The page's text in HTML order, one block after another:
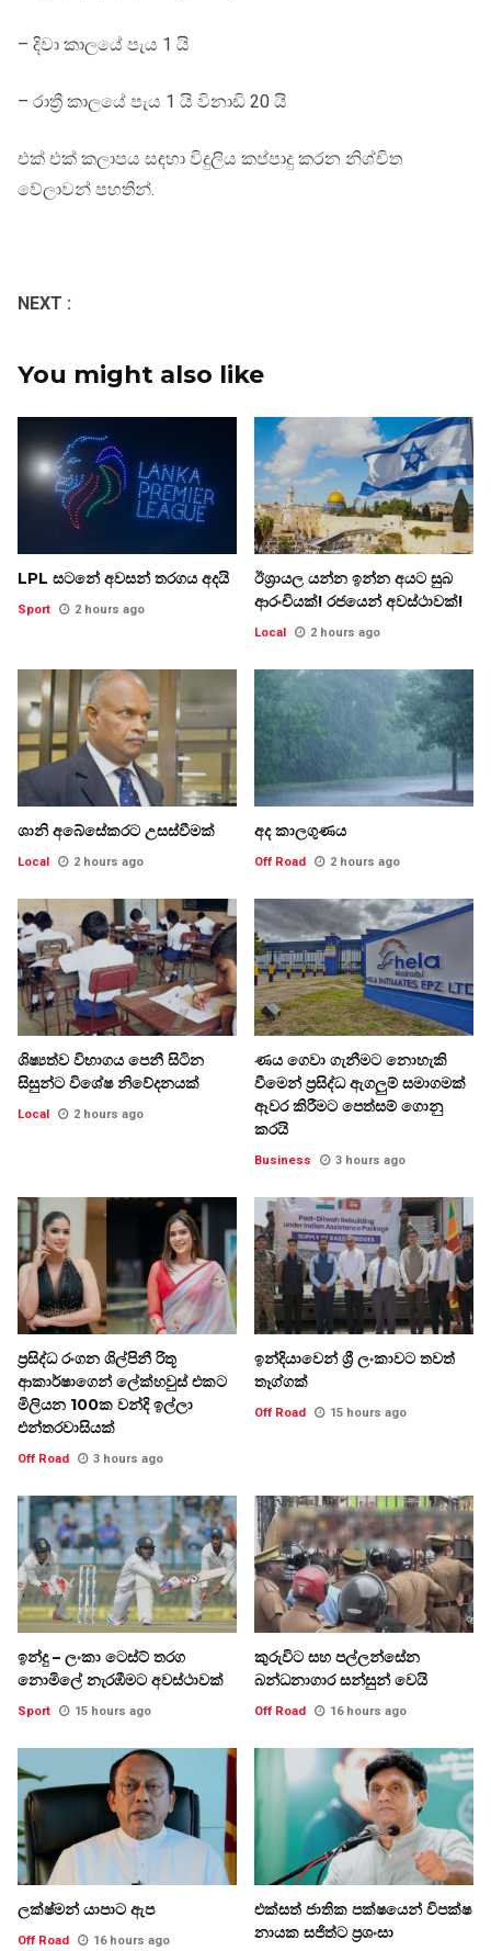
– දිවා කාලයේ පැය 1 යි
– රාත්‍රී කාලයේ පැය 1 යි විනාඩි 20 යි
එක් එක් කලාපය සඳහා විදුලිය කප්පාදු කරන නිශ්චිත
වේලාවන් පහතින්.
NEXT :
You might also like
LPL සටනේ අවසන් තරගය අදයි
Sport 2 hours ago
ඊශ්‍රායල යන්න ඉන්න අයට සුබ
ආරංචියක්! ‍රජයෙන් අවස්ථාවක්!
Local 2 hours ago
ශානි අබේසේකරට උසස්වීමක්
Local 2 hours ago
අද කාලගුණය
Off Road 2 hours ago
ශිෂ්‍යත්ව විභාගය පෙනී සිටින
සිසුන්ට විශේෂ නිවේදනයක්
Local 2 hours ago
ණය ගෙවා ගැනීමට නොහැකි
වීමෙන් ප්‍රසිද්ධ ඇගලුම් සමාගමක්
ඈවර කිරීමට පෙත්සම් ගොනු
කරයි
Business 3 hours ago
ප්‍රසිද්ධ රංගන ශිල්පිනී රිතූ
ආකාර්ෂාගෙන් ලේක්හවුස් එකට
මිලියන 100ක වන්දි ඉල්ලා
එන්තරවාසියක්
Off Road 3 hours ago
ඉන්දියාවෙන් ශ්‍රී ලංකාවට තවත්
තෑග්ගක්
Off Road 15 hours ago
ඉන්දු – ලංකා ටෙස්ට් තරග
නොමිලේ නැරඹීමට අවස්ථාවක්
Sport 15 hours ago
කුරුවිට සහ පල්ලන්සේන
බන්ධනාගාර සන්සුන් වෙයි
Off Road 16 hours ago
ලක්ෂ්මන් යාපාට ඇප
Off Road 16 hours ago
එක්සත් ජාතික පක්ෂයෙන් විපක්ෂ
නායක සජිත්ට ප්‍රශංසා